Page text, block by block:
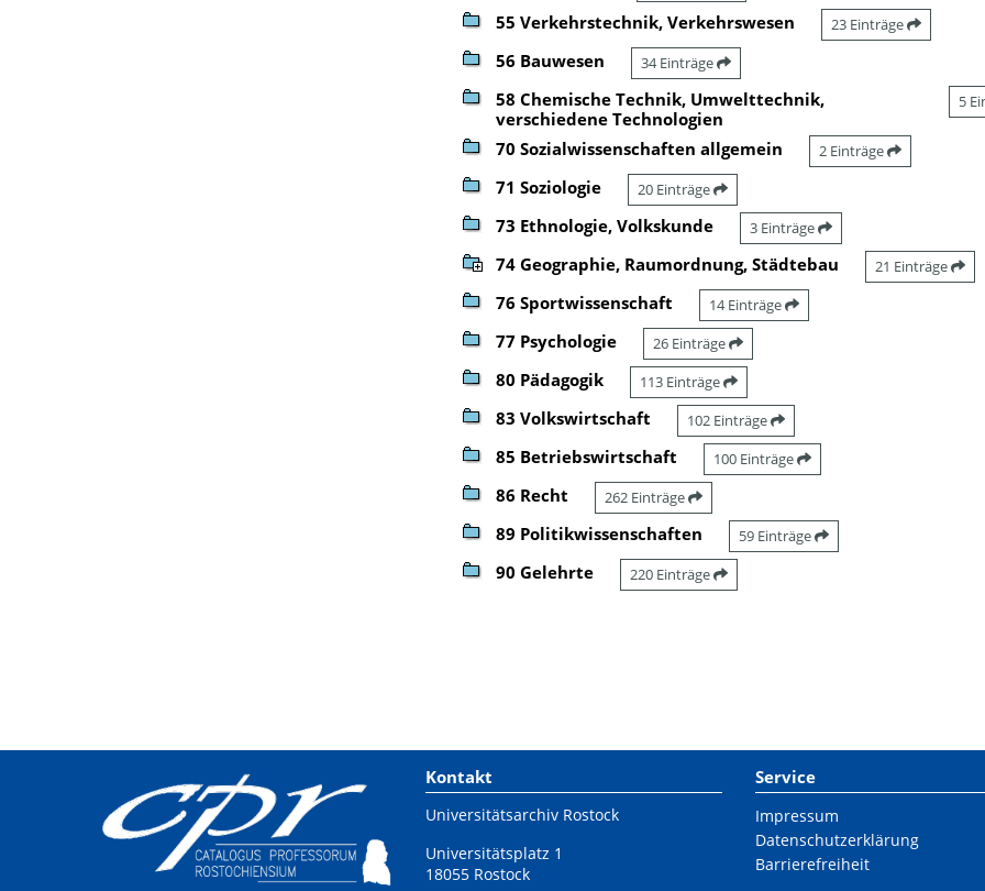
55 Verkehrstechnik, Verkehrswesen 23 Einträge
56 Bauwesen 34 Einträge
58 Chemische Technik, Umwelttechnik,
verschiedene Technologien
5
70 Sozialwissenschaften allgemein 2 Einträge
71 Soziologie 20 Einträge
73 Ethnologie, Volkskunde 3 Einträge
74 Geographie, Raumordnung, Städtebau 21 Einträge
76 Sportwissenschaft 14 Einträge
77 Psychologie 26 Einträge
80 Pädagogik 113 Einträge
83 Volkswirtschaft 102 Einträge
85 Betriebswirtschaft 100 Einträge
86 Recht 262 Einträge
89 Politikwissenschaften 59 Einträge
90 Gelehrte 220 Einträge
Kontakt
Universitätsarchiv Rostock
Universitätsplatz 1
18055 Rostock
Service
Impressum
Datenschutzerklärung
Barrierefreiheit